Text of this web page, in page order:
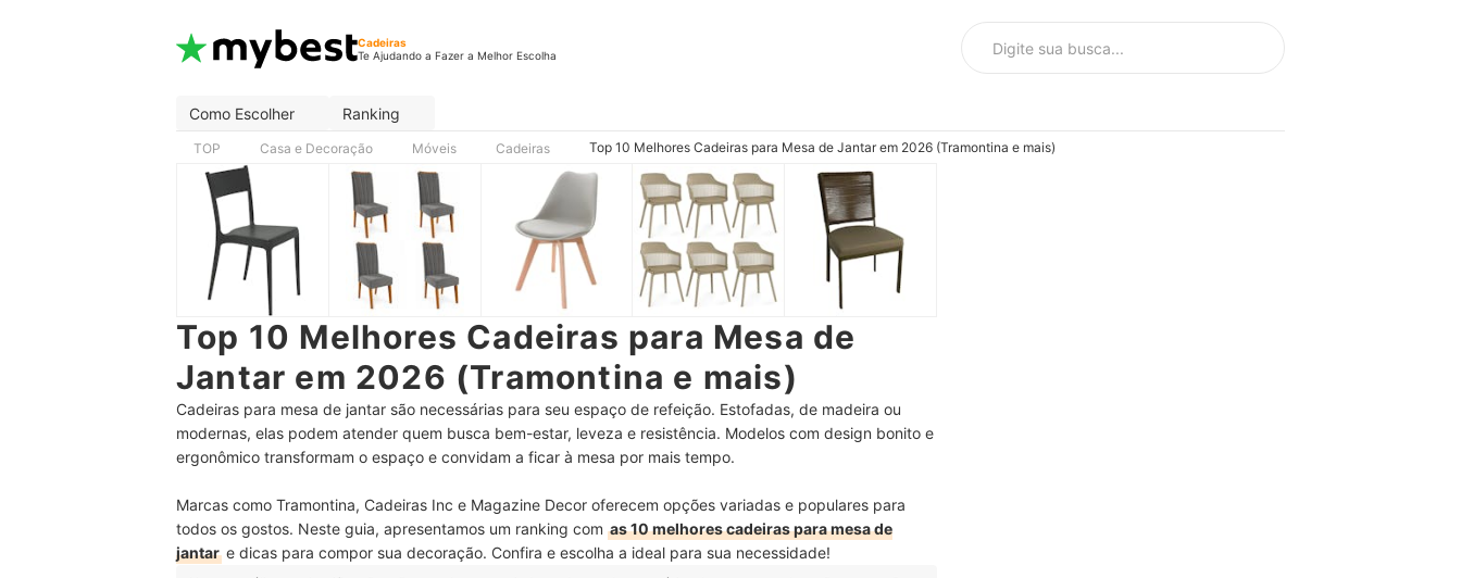
Cadeiras
Te Ajudando a Fazer a Melhor Escolha
Como Escolher Ranking
TOP Casa e Decoração Móveis Cadeiras Top 10 Melhores Cadeiras para Mesa de Jantar em 2026 (Tramontina e mais)
Top 10 Melhores Cadeiras para Mesa de
Jantar em 2026 (Tramontina e mais)
Cadeiras para mesa de jantar são necessárias para seu espaço de refeição. Estofadas, de madeira ou
modernas, elas podem atender quem busca bem-estar, leveza e resistência. Modelos com design bonito e
ergonômico transformam o espaço e convidam a ficar à mesa por mais tempo.
Marcas como Tramontina, Cadeiras Inc e Magazine Decor oferecem opções variadas e populares para
todos os gostos. Neste guia, apresentamos um ranking com as 10 melhores cadeiras para mesa de
jantar e dicas para compor sua decoração. Confira e escolha a ideal para sua necessidade!